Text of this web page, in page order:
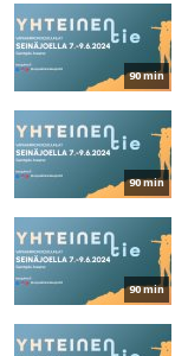
90 min
90 min
90 min